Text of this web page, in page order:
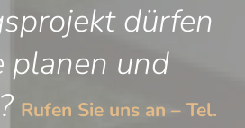
dürfen
planen und
Rufen Sie uns an – Tel.